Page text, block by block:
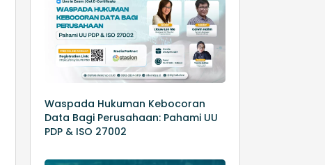
Waspada Hukuman Kebocoran
Data Bagi Perusahaan: Pahami UU
PDP & ISO 27002